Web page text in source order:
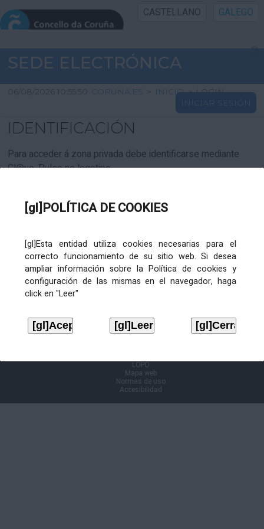
[gl]POLÍTICA DE COOKIES
[gl]Esta entidad utiliza cookies necesarias para el
correcto funcionamiento de su sitio web. Si desea
ampliar información sobre la Política de cookies y
configuración de las mismas en el navegador, haga
click en "Leer"
CASTELLANO GALEGO
INICIO SEDE
INICIO
INFORMACIÓN PÚBLICA
CARTAFOL CIDADÁN
SEDE ELECTRÓNICA
06/08/2026 10:55:50 CORUNA.ES > INICIO > LOGIN
INICIAR SESIÓN
IDENTIFICACIÓN
Para acceder á zona privada debe identificarse mediante
Cl@ve. Pulse no logotipo
LOPD
Mapa web
Normas de uso
Accesibilidad